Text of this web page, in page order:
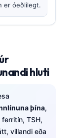
er óeðlilegt.
hluti
þína,
TSH,
villandi eða